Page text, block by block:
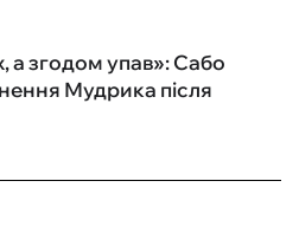
а згодом упав»: Сабо
Мудрика після